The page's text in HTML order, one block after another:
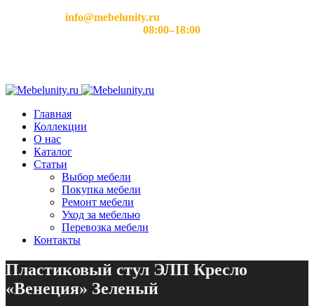
info@mebelunity.ru
08:00–18:00
Главная
Коллекции
О нас
Каталог
Статьи
Выбор мебели
Покупка мебели
Ремонт мебели
Уход за мебелью
Перевозка мебели
Контакты
Пластиковый стул ЭЛП Кресло
«Венеция» Зеленый